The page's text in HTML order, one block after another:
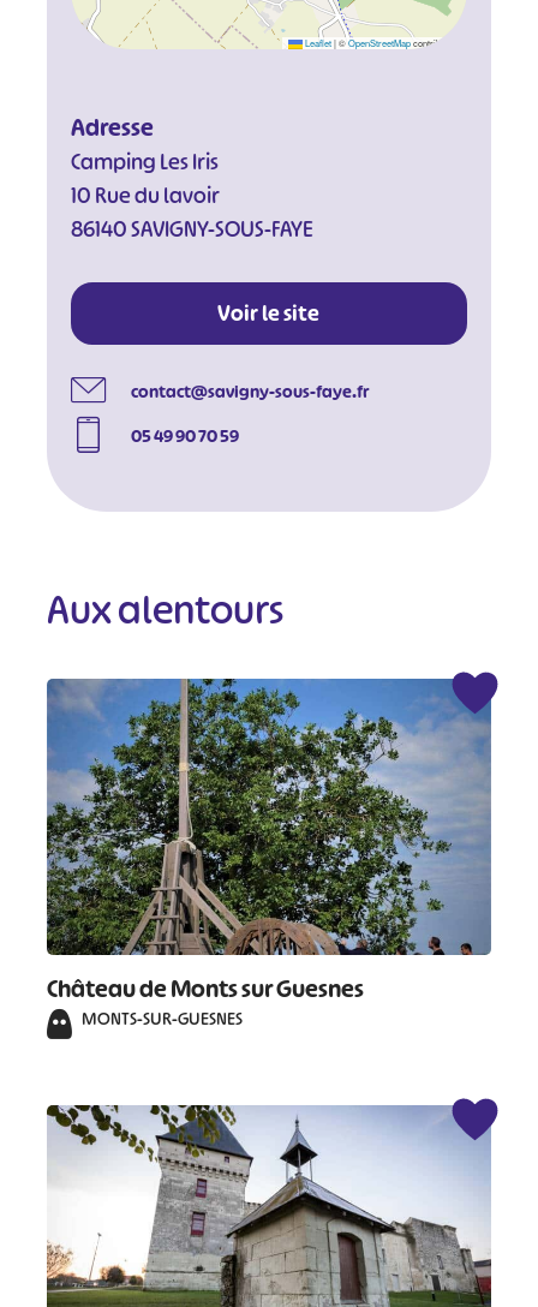
Leaflet |©OpenStreetMapcontributors
Adresse
Camping Les Iris
10 Rue du lavoir
86140 SAVIGNY-SOUS-FAYE
Voir le site
contact@savigny-sous-faye.fr
05 49 90 70 59
Aux alentours
Château de Monts sur Guesnes
MONTS-SUR-GUESNES